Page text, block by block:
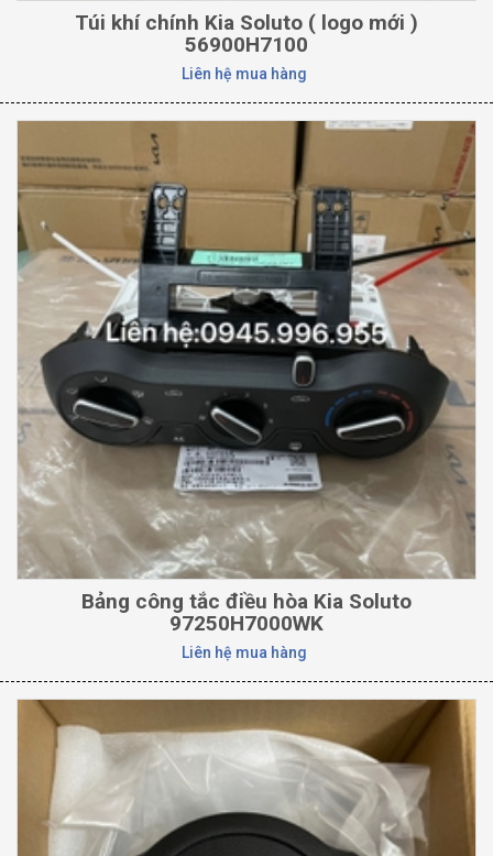
Túi khí chính Kia Soluto ( logo mới )
56900H7100
Liên hệ mua hàng
Bảng công tắc điều hòa Kia Soluto
97250H7000WK
Liên hệ mua hàng